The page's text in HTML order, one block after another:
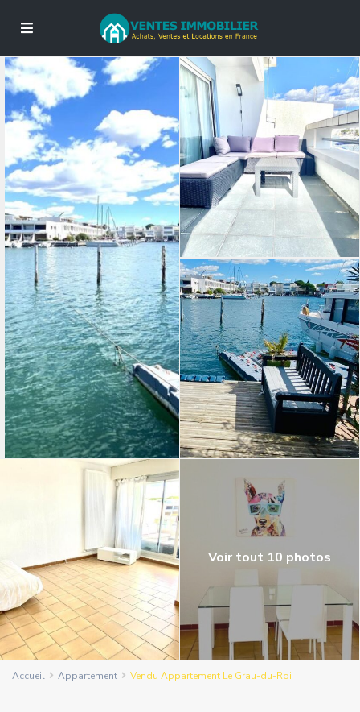
Voir tout 10 photos
Accueil Appartement Vendu Appartement Le Grau-du-Roi